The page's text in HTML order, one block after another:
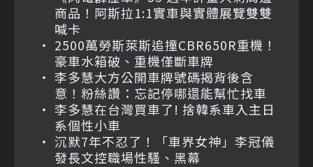
商品！阿斯拉1:1實車與實體展覽雙雙
喊卡
2500萬勞斯萊斯追撞CBR650R重機！
豪車水箱破、重機僅斷車牌
李多慧大方公開車牌號碼揭背後含
意！粉絲讚：忘記停哪還能幫忙找車
李多慧在台灣買車了! 捨韓系車入主日
系個性小車
沉默7年不忍了！「車界女神」李冠儀
發長文控職場性騷、黑幕